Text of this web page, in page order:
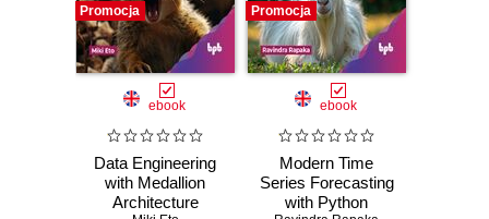
Promocja
ebook
Data Engineering
with Medallion
Architecture
Promocja
ebook
Modern Time
Series Forecasting
with Python